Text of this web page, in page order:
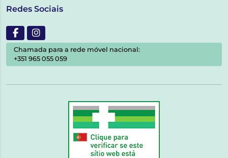
Redes Sociais
Chamada para a rede móvel nacional:
+351 965 055 059